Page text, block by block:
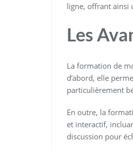
ligne, offrant ainsi
Les
La formation de
d’abord, elle
particulièrement
En outre, la
et interactif,
discussion pour